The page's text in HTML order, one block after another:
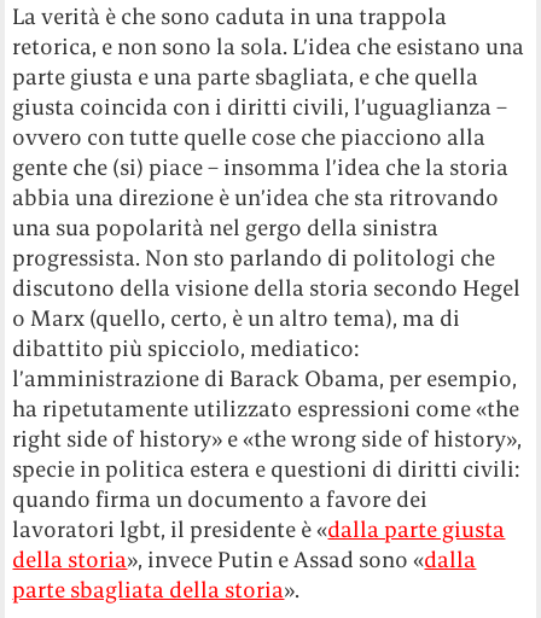
La verità è che sono caduta in una trappola
retorica, e non sono la sola. L’idea che esistano una
parte giusta e una parte sbagliata, e che quella
giusta coincida con i diritti civili, l’uguaglianza –
ovvero con tutte quelle cose che piacciono alla
gente che (si) piace – insomma l’idea che la storia
abbia una direzione è un’idea che sta ritrovando
una sua popolarità nel gergo della sinistra
progressista. Non sto parlando di politologi che
discutono della visione della storia secondo Hegel
o Marx (quello, certo, è un altro tema), ma di
dibattito più spicciolo, mediatico:
l’amministrazione di Barack Obama, per esempio,
ha ripetutamente utilizzato espressioni come «the
right side of history» e «the wrong side of history»,
specie in politica estera e questioni di diritti civili:
quando firma un documento a favore dei
lavoratori lgbt, il presidente è «dalla parte giusta
della storia», invece Putin e Assad sono «dalla
parte sbagliata della storia».